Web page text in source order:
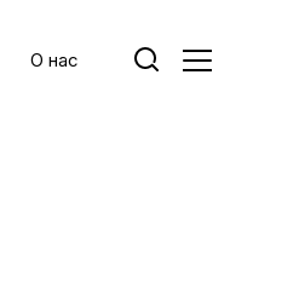
О нас